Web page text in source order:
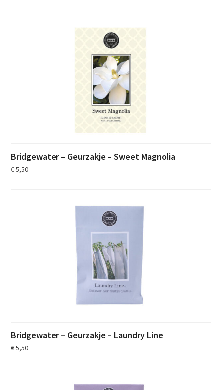
Bridgewater – Geurzakje – Sweet Magnolia
€5,50
Bridgewater – Geurzakje – Laundry Line
€5,50